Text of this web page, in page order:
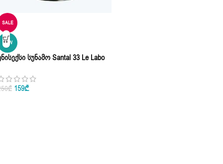
SALE
NEW
Სუნამო Santal 33 Le Labo
₾ 159₾